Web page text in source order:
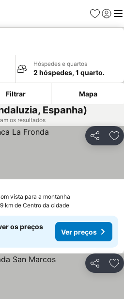
Favoritos
Iniciar
Hóspedes e quartos
2 hóspedes, 1 quarto.
Filtrar Mapa
Espanha)
os resultados
Partilhar
vista para a montanha
km de Centro da cidade
os preços
Ver preços
Partilhar